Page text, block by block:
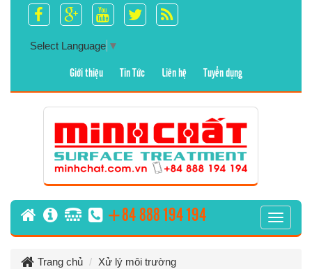
Select Language ▼
Giới thiệu Tin Tức Liên hệ Tuyển dụng
T
o
+84 888 194 194
Trang chủ Xử lý môi trường